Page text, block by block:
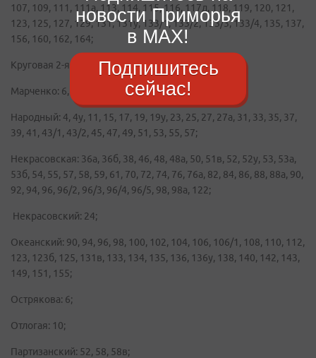
107, 109, 111, 111а, 113, 114, 115, 116, 117д, 118, 119, 120, 121,
123, 125, 127, 129, 131, 131у, 133/1, 133/2, 133/3, 133/4, 135, 137,
156, 160, 162, 164;
Круговая 2-я: 12, 14;
Марченко: 6, 15, 32;
Народный: 4, 4у, 11, 15, 17, 19, 19у, 23, 25, 27, 27а, 31, 33, 35, 37,
39, 41, 43/1, 43/2, 45, 47, 49, 51, 53, 55, 57;
Некрасовская: 36а, 36б, 38, 46, 48, 48а, 50, 51в, 52, 52у, 53, 53а,
53б, 54, 55, 57, 58, 59, 61, 70, 72, 74, 76, 76а, 82, 84, 86, 88, 88а, 90,
92, 94, 96, 96/2, 96/3, 96/4, 96/5, 98, 98а, 122;
Некрасовский: 24;
Океанский: 90, 94, 96, 98, 100, 102, 104, 106, 106/1, 108, 110, 112,
123, 123б, 125, 131в, 133, 134, 135, 136, 136у, 138, 140, 142, 143,
149, 151, 155;
Острякова: 6;
Отлогая: 10;
Партизанский: 52, 58, 58в;
новости Приморья
в MAX!
Подпишитесь
сейчас!